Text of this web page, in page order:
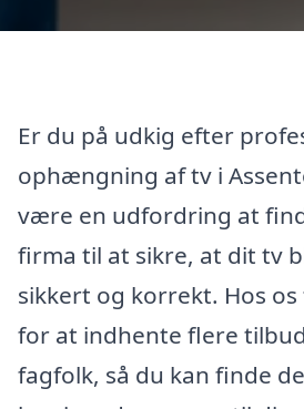
Er du på udkig efter
ophængning af tv i
være en udfordring at
firma til at sikre, at dit tv
sikkert og korrekt. Hos
for at indhente flere
fagfolk, så du kan finde